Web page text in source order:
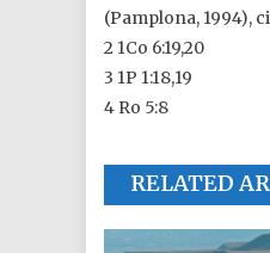
(Pamplona, 1994),
2 1Co 6:19,20
3 1P 1:18,19
4 Ro 5:8
RELATED